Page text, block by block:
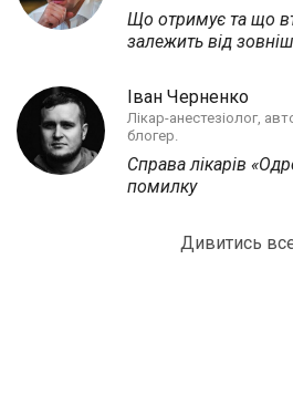
Що отримує та що
залежить від
Іван Черненко
Лікар-анестезіолог,
блогер.
Справа лікарів
помилку
Дивитись